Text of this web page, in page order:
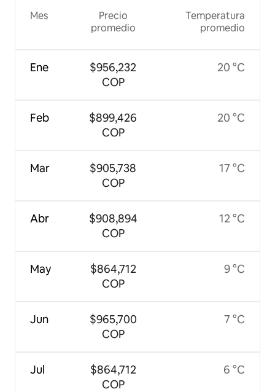
Mes
Ene
Feb
Mar
Abr
May
Jun
Jul
Precio
promedio
$956,232
COP
$899,426
COP
$905,738
COP
$908,894
COP
$864,712
COP
$965,700
COP
$864,712
COP
Temperatura
promedio
20 °C
20 °C
17 °C
12 °C
9 °C
7 °C
6 °C